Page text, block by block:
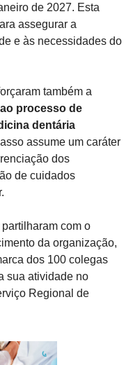
de 2027. Esta
assegurar a
e às necessidades do
também a
processo de
dentária
assume um caráter
dos
de cuidados
com o
da organização,
dos 100 colegas
sua atividade no
Regional de